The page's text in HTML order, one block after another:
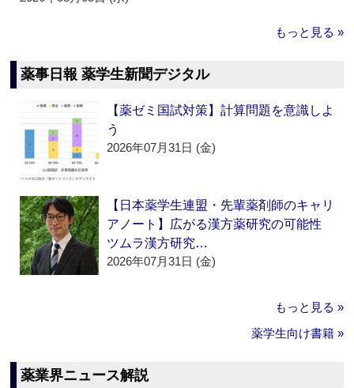
もっと見る »
薬事日報 薬学生新聞デジタル
【薬ゼミ国試対策】計算問題を意識しよ
う
2026年07月31日 (金)
【日本薬学生連盟・先輩薬剤師のキャリ
アノート】広がる漢方薬研究の可能性
ツムラ漢方研究…
2026年07月31日 (金)
もっと見る »
薬学生向け書籍 »
薬業界ニュース解説